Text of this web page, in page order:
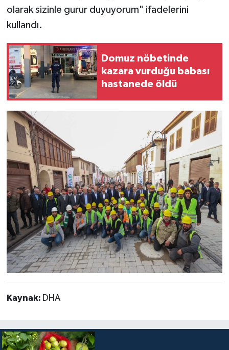
olarak sizinle gurur duyuyorum" ifadelerini
kullandı.
Domuz nöbetinde
kazara vurduğu babası
hastanede öldü
Kaynak: DHA